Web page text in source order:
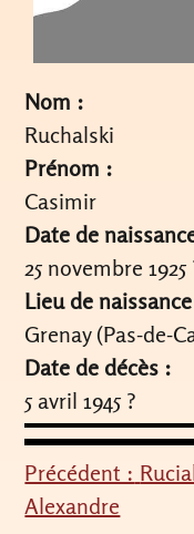
Nom :
Ruchalski
Prénom :
Casimir
Date de
25 novembre 1925
Lieu de
Grenay (Pas-de-
Date de décès :
5 avril 1945 ?
Navigation
de
Précédent :
Alexandre